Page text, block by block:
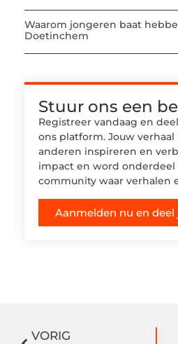
Waarom jongeren baat
Doetinchem
Stuur ons een
Registreer vandaag en
ons platform. Jouw
anderen inspireren en
impact en word onderdeel
community waar verhalen
Aanmelden nu en deel
VORIG